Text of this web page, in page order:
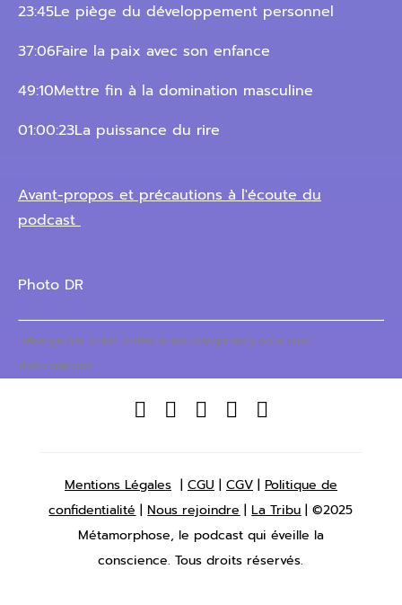
23:45Le piège du développement personnel
37:06Faire la paix avec son enfance
49:10Mettre fin à la domination masculine
01:00:23La puissance du rire
Avant-propos et précautions à l'écoute du
podcast
Photo DR
Hébergé par Acast. Visitez acast.com/privacy pour plus
d'informations.
    
Mentions Légales | CGU | CGV| Politique de
confidentialité |Nous rejoindre |La Tribu | ©2025
Métamorphose, le podcast qui éveille la
conscience. Tous droits réservés.